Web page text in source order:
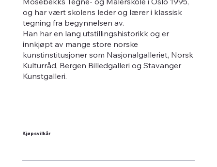
og har vært skolens leder og lærer i klassisk
tegning fra begynnelsen av.
Han har en lang utstillingshistorikk og er
innkjøpt av mange store norske
kunstinstitusjoner som Nasjonalgalleriet, Norsk
Kulturråd, Bergen Billedgalleri og Stavanger
Kunstgalleri.
Kjøpsvilkår